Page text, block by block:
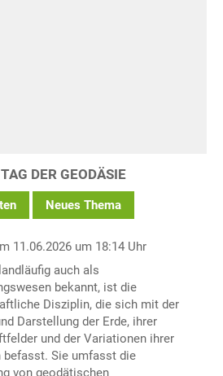
DER GEODÄSIE
Neues Thema
11.06.2026 um 18:14 Uhr
auch als
bekannt, ist die
Disziplin, die sich mit der
Darstellung der Erde, ihrer
und der Variationen ihrer
befasst. Sie umfasst die
von geodätischen